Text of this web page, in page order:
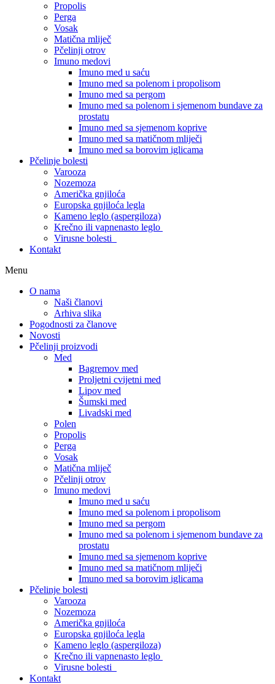
Propolis
Perga
Vosak
Matična mliječ
Pčelinji otrov
Imuno medovi
Imuno med u saću
Imuno med sa polenom i propolisom
Imuno med sa pergom
Imuno med sa polenom i sjemenom bundave za
prostatu
Imuno med sa sjemenom koprive
Imuno med sa matičnom mliječi
Imuno med sa borovim iglicama
Pčelinje bolesti
Varooza
Nozemoza
Američka gnjiloća
Europska gnjiloća legla
Kameno leglo (aspergiloza)
Krečno ili vapnenasto leglo
Virusne bolesti
Kontakt
Menu
O nama
Naši članovi
Arhiva slika
Pogodnosti za članove
Novosti
Pčelinji proizvodi
Med
Bagremov med
Proljetni cvijetni med
Lipov med
Šumski med
Livadski med
Polen
Propolis
Perga
Vosak
Matična mliječ
Pčelinji otrov
Imuno medovi
Imuno med u saću
Imuno med sa polenom i propolisom
Imuno med sa pergom
Imuno med sa polenom i sjemenom bundave za
prostatu
Imuno med sa sjemenom koprive
Imuno med sa matičnom mliječi
Imuno med sa borovim iglicama
Pčelinje bolesti
Varooza
Nozemoza
Američka gnjiloća
Europska gnjiloća legla
Kameno leglo (aspergiloza)
Krečno ili vapnenasto leglo
Virusne bolesti
Kontakt